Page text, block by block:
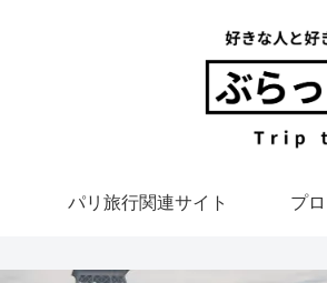
パリ旅行関連サイト プ